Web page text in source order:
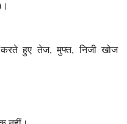
हुए तेज, मुफ्त, निजी खोज